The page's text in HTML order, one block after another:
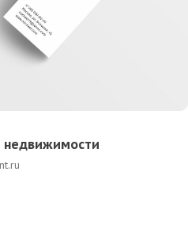
недвижимости